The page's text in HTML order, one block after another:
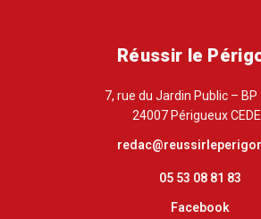
Réussir le
7, rue du Jardin Public – BP
24007 Périgueux
05 53 08 81 83
Facebook